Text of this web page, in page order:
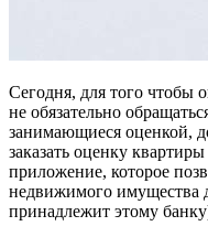
Сегодня, для того чтобы
не обязательно
занимающиеся оценкой,
заказать оценку
приложение, которое
недвижимого имущества
принадлежит этому